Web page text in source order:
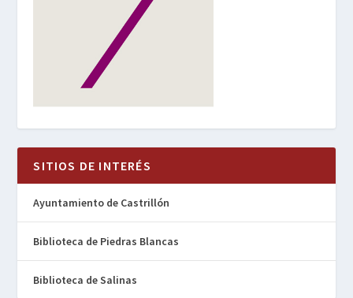
SITIOS DE INTERÉS
Ayuntamiento de Castrillón
Biblioteca de Piedras Blancas
Biblioteca de Salinas